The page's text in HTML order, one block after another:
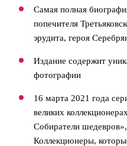
Самая полная
попечителя
эрудита, героя
Издание содержит
фотографии
16 марта 2021 года
великих
Собиратели
Коллекционеры,